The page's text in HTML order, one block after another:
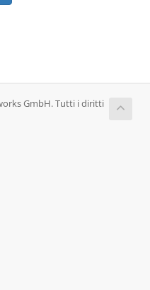
GmbH. Tutti i diritti